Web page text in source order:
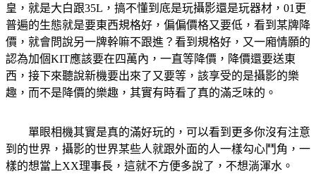
皇，就是大白跟35L，搞不懂到底是玩攝影還是玩器材，01更
普遍的生態就是要東西規格好，偏偏價格又要低，看到某牌降
價，就會問說另一牌幹嘛不跟進？看到規格好，又一廂情願的
認為加個KIT應該要在四萬內，一直等降價，降價還要送東
西，接下來聽說新機要出來了又要等，該享受的是攝影的樂
趣，而不是降價的樂趣，其實有時看了真的滿乏味的。
單眼相機其實是真的滿好玩的，可以看到更多你沒有注意
到的世界，攝影的世界某些人就跟外面的人一樣勾心鬥角，一
樣的想當上XX理事長，這就不方便多說了，不想淌渾水。